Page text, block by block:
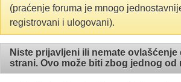
(praćenje foruma je mnogo
registrovani i ulogovani).
Niste prijavljeni ili nemate
strani. Ovo može biti zbog jednog od